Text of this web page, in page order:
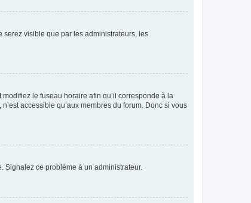
serez visible que par les administrateurs, les
modifiez le fuseau horaire afin qu’il corresponde à la
accessible qu’aux membres du forum. Donc si vous
Signalez ce problème à un administrateur.